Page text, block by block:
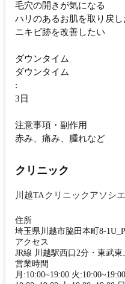
毛穴の開きが気になる
ハリのあるお肌を取り戻し
ニキビ跡を改善したい
ダウンタイム
ダウンタイム
:
3日
注意事項・副作用
赤み、痛み、腫れなど
クリニック
川越TAクリニックアソシエ
住所
埼玉県川越市脇田本町8-
アクセス
JR線 川越駅西口2分・東武
営業時間
月:10:00~19:00 火